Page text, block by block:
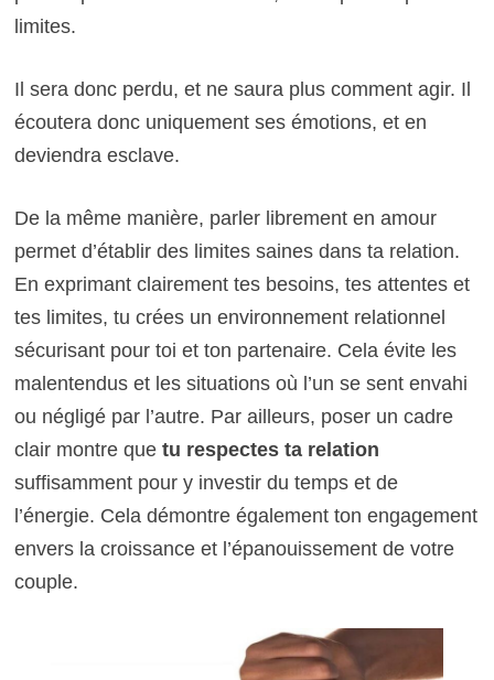
limites.
Il sera donc perdu, et ne saura plus comment agir. Il
écoutera donc uniquement ses émotions, et en
deviendra esclave.
De la même manière, parler librement en amour
permet d’établir des limites saines dans ta relation.
En exprimant clairement tes besoins, tes attentes et
tes limites, tu crées un environnement relationnel
sécurisant pour toi et ton partenaire. Cela évite les
malentendus et les situations où l’un se sent envahi
ou négligé par l’autre. Par ailleurs, poser un cadre
clair montre que tu respectes ta relation
suffisamment pour y investir du temps et de
l’énergie. Cela démontre également ton engagement
envers la croissance et l’épanouissement de votre
couple.